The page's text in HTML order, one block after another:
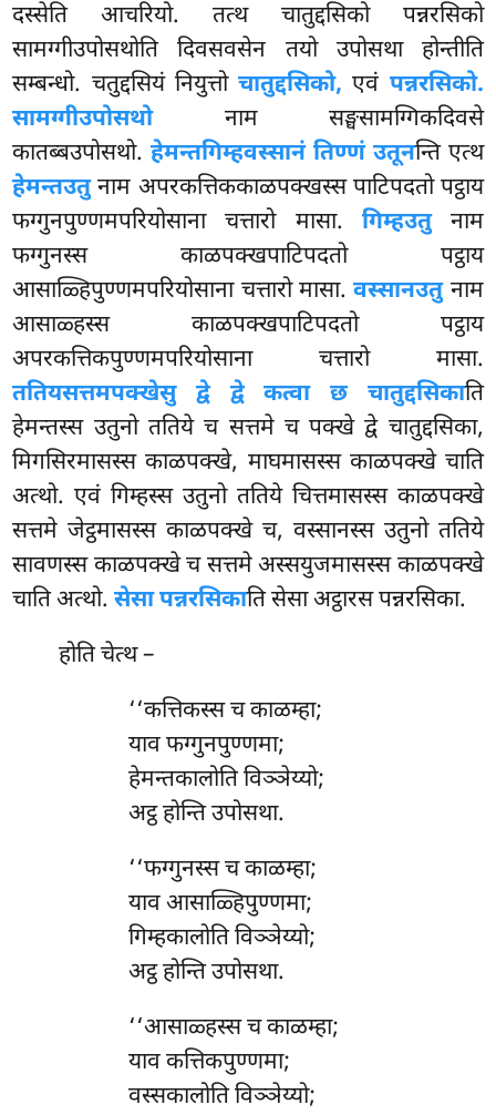
दस्सेति आचरियो. तत्थ चातुद्दसिको पन्नरसिको
सामग्गीउपोसथोति दिवसवसेन तयो उपोसथा होन्तीति
सम्बन्धो. चतुद्दसियं नियुत्तोचातुद्दसिको, एवं पन्नरसिको.
सामग्गीउपोसथोनाम सङ्घसामग्गिकदिवसे
कातब्बउपोसथो.हेमन्तगिम्हवस्सानं तिण्णं उतूनन्ति एत्थ
हेमन्तउतुनाम अपरकत्तिककाळपक्खस्स पाटिपदतो पट्ठाय
फग्गुनपुण्णमपरियोसाना चत्तारो मासा. गिम्हउतुनाम
फग्गुनस्स काळपक्खपाटिपदतो पट्ठाय
आसाळ्हिपुण्णमपरियोसाना चत्तारो मासा.वस्सानउतुनाम
आसाळ्हस्स काळपक्खपाटिपदतो पट्ठाय
अपरकत्तिकपुण्णमपरियोसाना चत्तारो मासा.
ततियसत्तमपक्खेसु द्वे द्वे कत्वा छ चातुद्दसिकाति
हेमन्तस्स उतुनो ततिये च सत्तमे च पक्खे द्वे चातुद्दसिका,
मिगसिरमासस्स काळपक्खे, माघमासस्स काळपक्खे चाति
अत्थो. एवं गिम्हस्स उतुनो ततिये चित्तमासस्स काळपक्खे
सत्तमे जेट्ठमासस्सकाळपक्खे च, वस्सानस्स उतुनो ततिये
सावणस्स काळपक्खे च सत्तमे अस्सयुजमासस्स काळपक्खे
चाति अत्थो.सेसा पन्नरसिकाति सेसा अट्ठारस पन्नरसिका.
होति चेत्थ –
‘‘कत्तिकस्स च काळम्हा;
याव फग्गुनपुण्णमा;
हेमन्तकालोति विञ्ञेय्यो;
अट्ठ होन्ति उपोसथा.
‘‘फग्गुनस्स च काळम्हा;
याव आसाळ्हिपुण्णमा;
गिम्हकालोति विञ्ञेय्यो;
अट्ठ होन्ति उपोसथा.
‘‘आसाळ्हस्स च काळम्हा;
याव कत्तिकपुण्णमा;
वस्सकालोतिविञ्ञेय्यो;